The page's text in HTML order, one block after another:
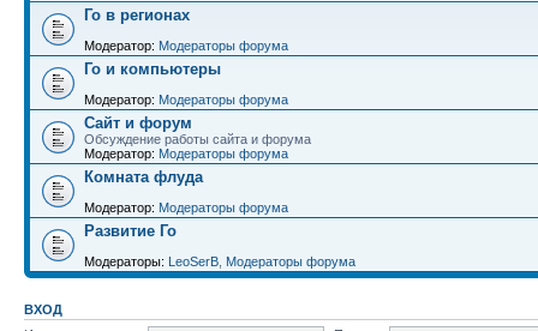
Го в регионах
Модератор: Модераторы форума
Го и компьютеры
Модератор: Модераторы форума
Сайт и форум
Обсуждение работы сайта и форума
Модератор: Модераторы форума
Комната флуда
Модератор: Модераторы форума
Развитие Го
Модераторы: LeoSerB Модераторы форума
ВХОД